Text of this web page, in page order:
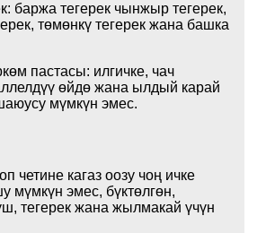
баржа тегерек чынжыр тегерек,
төмөнкү тегерек жана башка
пастасы: илгичке, чач
өйдө жана ылдый карай
мүмкүн эмес.
четине кагаз оозу чоң ичке
мүмкүн эмес, бүктөлгөн,
тегерек жана жылмакай үчүн